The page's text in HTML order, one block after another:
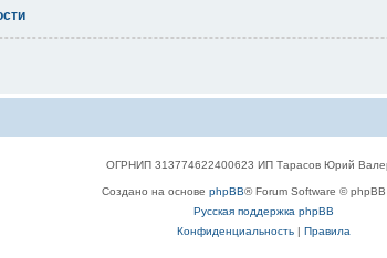
ОГРНИП 313774622400623 ИП Тарасов Юрий
Создано на основеphpBB® Forum Software © phpBB
Русская поддержка phpBB
Конфиденциальность |Правила